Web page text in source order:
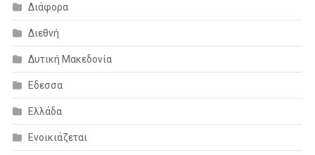
Διάφορα
Διεθνή
Δυτική Μακεδονία
Εδεσσα
Ελλάδα
Ενοικιάζεται